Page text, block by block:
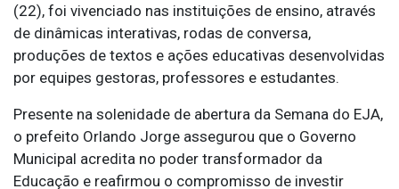
(22), foi vivenciado nas instituições de ensino, através
de dinâmicas interativas, rodas de conversa,
produções de textos e ações educativas desenvolvidas
por equipes gestoras, professores e estudantes.
Presente na solenidade de abertura da Semana do EJA,
o prefeito Orlando Jorge assegurou que o Governo
Municipal acredita no poder transformador da
Educação e reafirmou o compromisso de investir